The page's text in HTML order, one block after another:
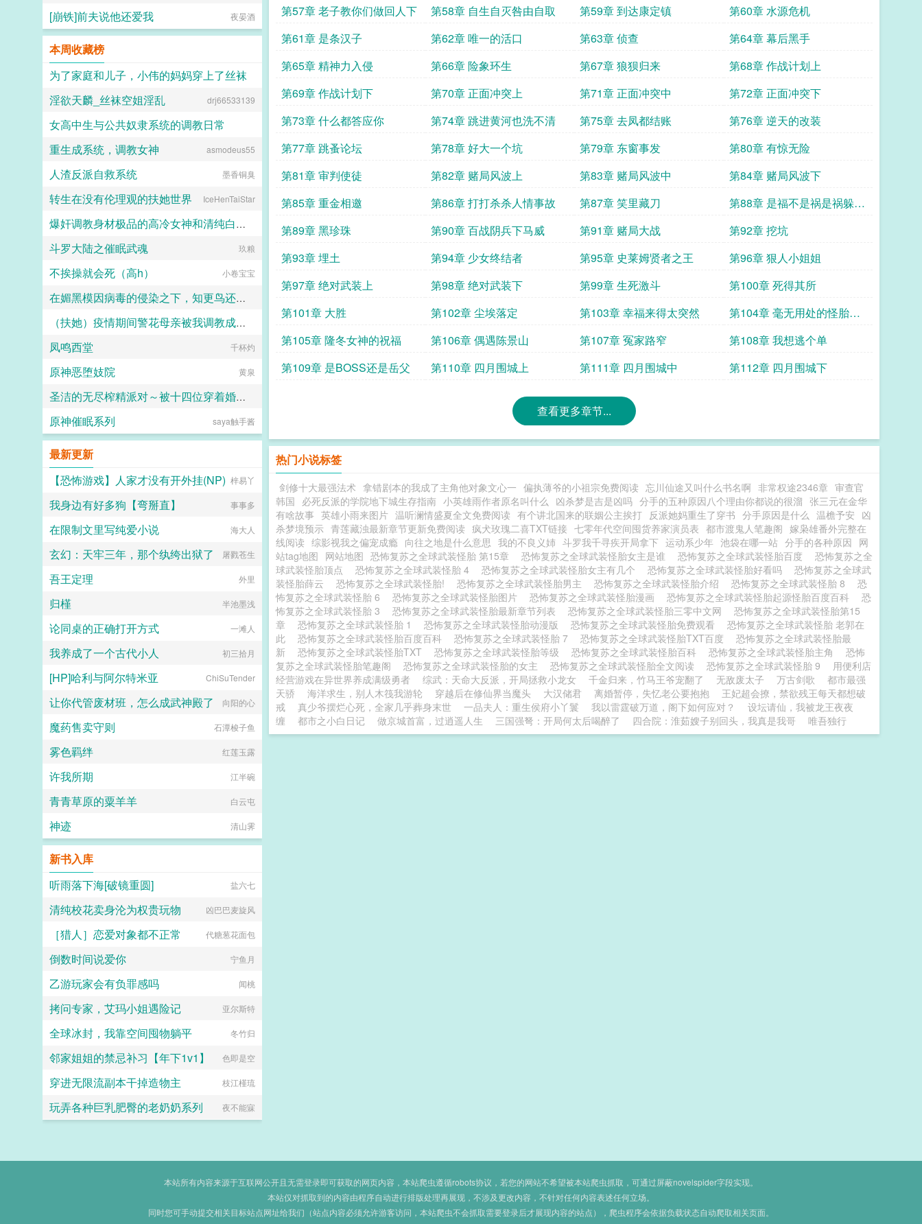
第57章 老子教你们做回人下
第58章 自生自灭咎由自取 第59章 到达康定镇
第60章 水源危机
第61章 是条汉子
第62章 唯一的活口 第63章 侦查
第64章 幕后黑手
第65章 精神力入侵
第66章 险象环生 第67章 狼狈归来
第68章 作战计划上
第69章 作战计划下
第70章 正面冲突上 第71章 正面冲突中
第72章 正面冲突下
第73章 什么都答应你
第74章 跳进黄河也洗不清 第75章 去凤都结账
第76章 逆天的改装
第77章 跳蚤论坛
第78章 好大一个坑 第79章 东窗事发
第80章 有惊无险
第81章 审判使徒
第82章 赌局风波上 第83章 赌局风波中
第84章 赌局风波下
第85章 重金相邀
第86章 打打杀杀人情事故 第87章 笑里藏刀
第88章 是福不是祸是祸躲不
过
第89章 黑珍珠 第90章 百战阴兵下马威 第91章 赌局大战
第92章 挖坑
第93章 埋土
第94章 少女终结者 第95章 史莱姆贤者之王
第96章 狠人小姐姐
第97章 绝对武装上
第98章 绝对武装下 第99章 生死激斗
第100章 死得其所
第101章 大胜
第102章 尘埃落定 第103章 幸福来得太突然
第104章 毫无用处的怪胎装
备
第105章 隆冬女神的祝福 第106章 偶遇陈景山 第107章 冤家路窄
第108章 我想逃个单
第109章 是BOSS还是岳父
第110章 四月围城上 第111章 四月围城中 第112章 四月围城下
查看更多章节...
热门小说标签
剑修十大最强法术 拿错剧本的我成了主角他对象文心一 偏执薄爷的小祖宗免费阅读 忘川仙途又叫什么书名啊 非常权途2346章 审查官
韩国 必死反派的学院地下城生存指南 小英雄雨作者原名叫什么 凶杀梦是吉是凶吗 分手的五种原因八个理由你都说的很溜 张三元在金华
有啥故事 英雄小雨来图片 温听澜情盛夏全文免费阅读 有个讲北国来的联姻公主挨打 反派她妈重生了穿书 分手原因是什么 温檐予安 凶
杀梦境预示 青莲藏浊最新章节更新免费阅读 疯犬玫瑰二喜TXT链接 七零年代空间囤货养家演员表 都市渡鬼人笔趣阁 嫁枭雄番外完整在
线阅读 综影视我之偏宠成瘾 向往之地是什么意思 我的不良义姉 斗罗我千寻疾开局拿下 运动系少年 池袋在哪一站 分手的各种原因 网
站tag地图 网站地图 恐怖复苏之全球武装怪胎 第15章 恐怖复苏之全球武装怪胎女主是谁 恐怖复苏之全球武装怪胎百度
恐怖复苏之全
球武装怪胎顶点
恐怖复苏之全球武装怪胎 4 恐怖复苏之全球武装怪胎女主有几个 恐怖复苏之全球武装怪胎好看吗
恐怖复苏之全球武
装怪胎薛云
恐怖复苏之全球武装怪胎! 恐怖复苏之全球武装怪胎男主 恐怖复苏之全球武装怪胎介绍 恐怖复苏之全球武装怪胎 8
恐
怖复苏之全球武装怪胎 6
恐怖复苏之全球武装怪胎图片 恐怖复苏之全球武装怪胎漫画 恐怖复苏之全球武装怪胎起源怪胎百度百科
恐
怖复苏之全球武装怪胎 3
恐怖复苏之全球武装怪胎最新章节列表 恐怖复苏之全球武装怪胎三零中文网
恐怖复苏之全球武装怪胎第15
章
恐怖复苏之全球武装怪胎 1 恐怖复苏之全球武装怪胎动漫版 恐怖复苏之全球武装怪胎免费观看
恐怖复苏之全球武装怪胎 老郭在
此
恐怖复苏之全球武装怪胎百度百科 恐怖复苏之全球武装怪胎 7 恐怖复苏之全球武装怪胎TXT百度
恐怖复苏之全球武装怪胎最
新
恐怖复苏之全球武装怪胎TXT 恐怖复苏之全球武装怪胎等级 恐怖复苏之全球武装怪胎百科 恐怖复苏之全球武装怪胎主角
恐怖
复苏之全球武装怪胎笔趣阁
恐怖复苏之全球武装怪胎的女主 恐怖复苏之全球武装怪胎全文阅读 恐怖复苏之全球武装怪胎 9
用便利店
经营游戏在异世界养成满级勇者
综武：天命大反派，开局拯救小龙女 千金归来，竹马王爷宠翻了 无敌废太子 万古剑歌
都市最强
天骄
海洋求生，别人木筏我游轮 穿越后在修仙界当魔头 大汉储君 离婚暂停，失忆老公要抱抱
王妃超会撩，禁欲残王每天都想破
戒
真少爷摆烂心死，全家几乎葬身末世 一品夫人：重生侯府小丫鬟 我以雷霆破万道，阁下如何应对？
设坛请仙，我被龙王夜夜
缠
都市之小白日记 做京城首富，过逍遥人生 三国强弩：开局何太后喝醉了 四合院：淮茹嫂子别回头，我真是我哥 唯吾独行
[崩铁]前夫说他还爱我 夜晏酒
本周收藏榜
为了家庭和儿子，小伟的妈妈穿上了丝袜
daokee
淫欲天麟_丝袜空姐淫乱 drj66533139
女高中生与公共奴隶系统的调教日常
喵不可言
重生成系统，调教女神 asmodeus55
人渣反派自救系统 墨香铜臭
转生在没有伦理观的扶她世界 IceHenTaiStar
爆奸调教身材极品的高冷女神和清纯白袜甜妹留学生，射满她们的鞋柜里的高跟鞋和小皮鞋
ni1l
斗罗大陆之催眠武魂 玖粮
不挨操就会死（高h） 小卷宝宝
在媚黑模因病毒的侵染之下，知更鸟还是恶堕成了黑爹的媚黑母猪
人头木321
（扶她）疫情期间警花母亲被我调教成三洞全开的肉便器母狗
霜染official
凤鸣西堂 千杯灼
原神恶堕妓院 黄泉
圣洁的无尽榨精派对～被十四位穿着婚纱的舰娘新娘们在教堂内献上身体的集体婚礼～
火锅气候
原神催眠系列 saya触手酱
最新更新
【恐怖游戏】人家才没有开外挂(NP) 梓易丫
我身边有好多狗【弯掰直】 事事多
在限制文里写纯爱小说 海大人
玄幻：天牢三年，那个纨绔出狱了 屠戮苍生
吾王定理 外里
归槿 半池墨浅
论同桌的正确打开方式 一滩人
我养成了一个古代小人 初三拾月
[HP]哈利与阿尔特米亚 ChiSuTender
让你代管废材班，怎么成武神殿了 向阳的心
魔药售卖守则 石潭梭子鱼
雾色羁绊 红莲玉露
许我所期 江半碗
青青草原的粟羊羊 白云屯
神迹 清山霁
新书入库
听雨落下海[破镜重圆]
盐六七
清纯校花卖身沦为权贵玩物 凶巴巴麦旋风
［猎人］恋爱对象都不正常 代糖葱花面包
倒数时间说爱你 宁鱼月
乙游玩家会有负罪感吗 闻桃
拷问专家，艾玛小姐遇险记 亚尔斯特
全球冰封，我靠空间囤物躺平 冬竹归
邻家姐姐的禁忌补习【年下1v1】 色即是空
穿进无限流副本干掉造物主 枝江槿琉
玩弄各种巨乳肥臀的老奶奶系列 夜不能寐
本站所有内容来源于互联网公开且无需登录即可获取的网页内容，本站爬虫遵循robots协议，若您的网站不希望被本站爬虫抓取，可通过屏蔽novelspider字段实现。
本站仅对抓取到的内容由程序自动进行排版处理再展现，不涉及更改内容，不针对任何内容表述任何立场。
同时您可手动提交相关目标站点网址给我们（站点内容必须允许游客访问，本站爬虫不会抓取需要登录后才展现内容的站点），爬虫程序会依据负载状态自动爬取相关页面。